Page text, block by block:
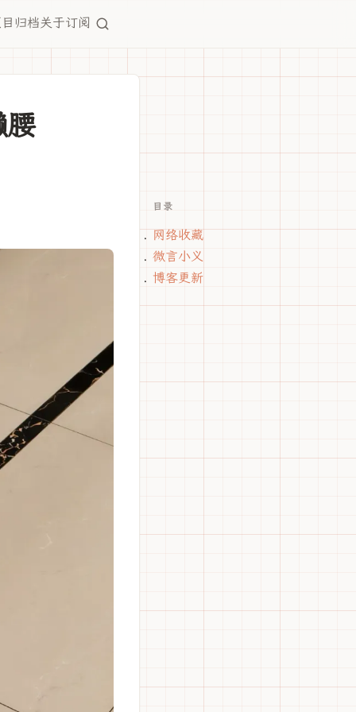
归档关于订阅
腰
目录
网络收藏
微言小义
博客更新